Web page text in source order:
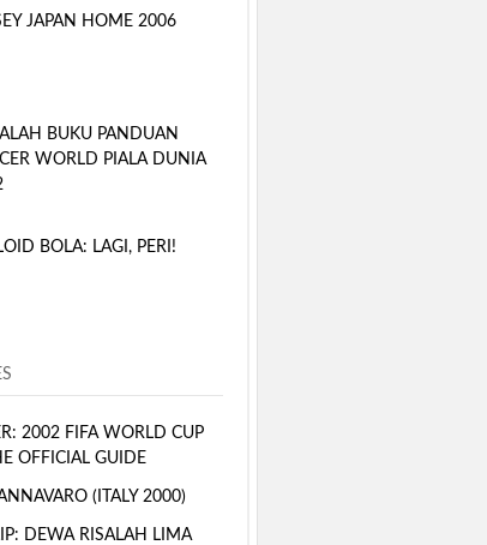
JAPAN HOME 2006
BUKU PANDUAN
WORLD PIALA DUNIA
BOLA: LAGI, PERI!
2002 FIFA WORLD CUP
OFFICIAL GUIDE
(ITALY 2000)
DEWA RISALAH LIMA